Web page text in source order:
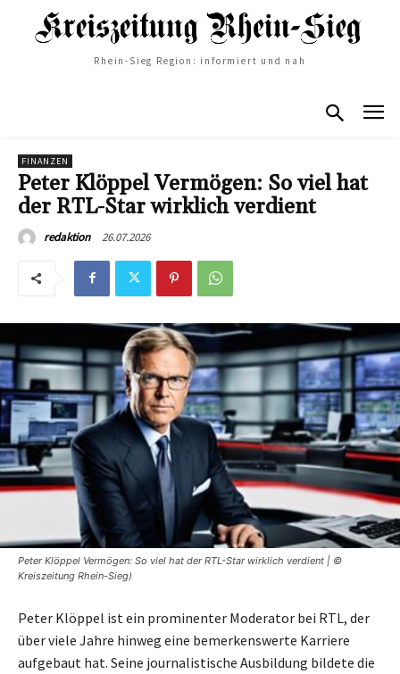
Rhein-Sieg Region: informiert und nah
FINANZEN
Peter Klöppel Vermögen: So viel hat
der RTL-Star wirklich verdient
redaktion 26.07.2026
Peter Klöppel Vermögen: So viel hat der RTL-Star wirklich verdient | ©
Kreiszeitung Rhein-Sieg)
Peter Klöppel ist ein prominenter Moderator bei RTL, der
über viele Jahre hinweg eine bemerkenswerte Karriere
aufgebaut hat. Seine journalistische Ausbildung bildete die